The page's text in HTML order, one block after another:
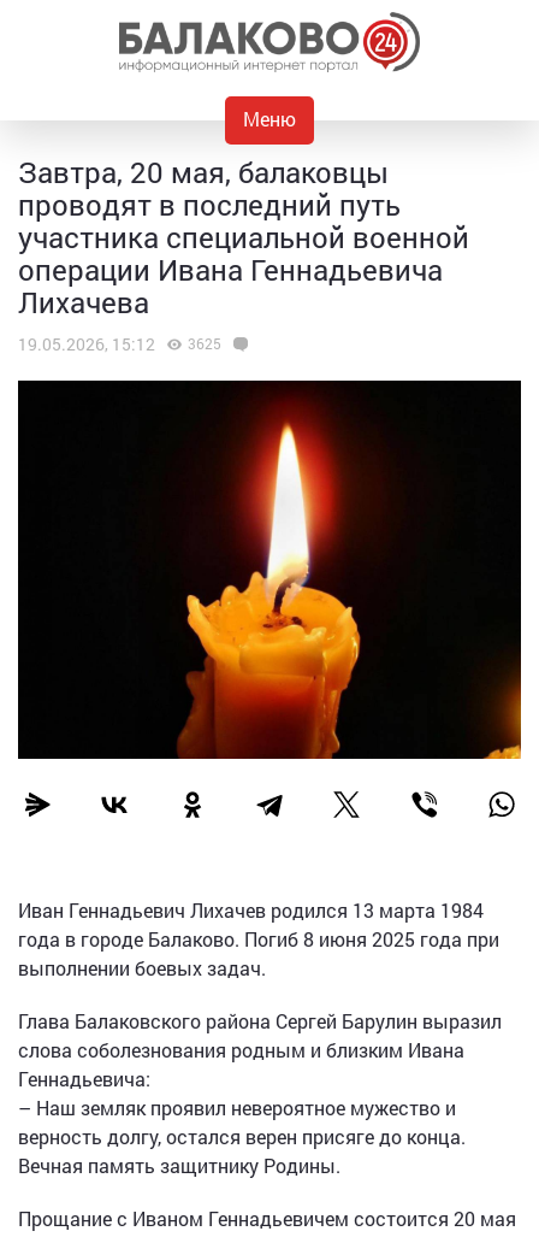
Меню
Завтра, 20 мая, балаковцы
проводят в последний путь
участника специальной военной
операции Ивана Геннадьевича
Лихачева
19.05.2026, 15:12 3625
Иван Геннадьевич Лихачев родился 13 марта 1984
года в городе Балаково. Погиб 8 июня 2025 года при
выполнении боевых задач.
Глава Балаковского района Сергей Барулин выразил
слова соболезнования родным и близким Ивана
Геннадьевича:
– Наш земляк проявил невероятное мужество и
верность долгу, остался верен присяге до конца.
Вечная память защитнику Родины.
Прощание с Иваном Геннадьевичем состоится 20 мая